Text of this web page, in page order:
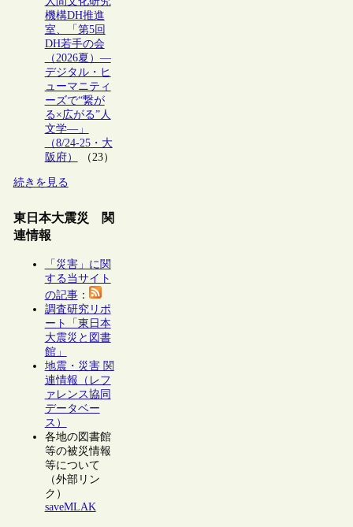
機構DH推進
室、「第5回
DH若手の会
（2026夏）―
デジタル・ヒ
ューマニティ
ーズで“繋が
る×広がる”人
文学―」
（8/24-25・大
阪府）
（23）
続きを見る
東日本大震災 関
連情報
「災害」に関
する当サイト
の記事：
調査研究リポ
ート「東日本
大震災と図書
館」
地震・災害 関
連情報（レフ
ァレンス協同
データベー
ス）
各地の図書館
等の被災情報
等について
（外部リン
ク）
saveMLAK